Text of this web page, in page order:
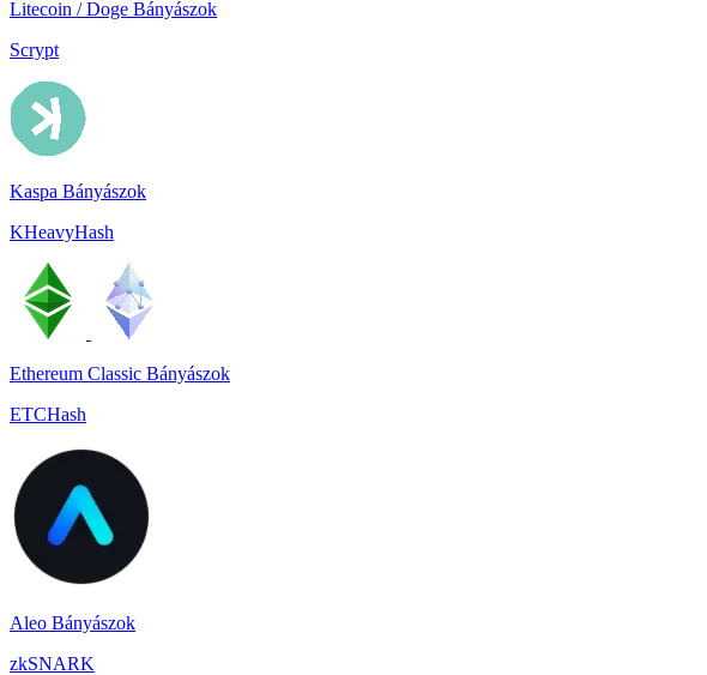
Litecoin / Doge Bányászok
Scrypt
Kaspa Bányászok
KHeavyHash
Ethereum Classic Bányászok
ETCHash
Aleo Bányászok
zkSNARK